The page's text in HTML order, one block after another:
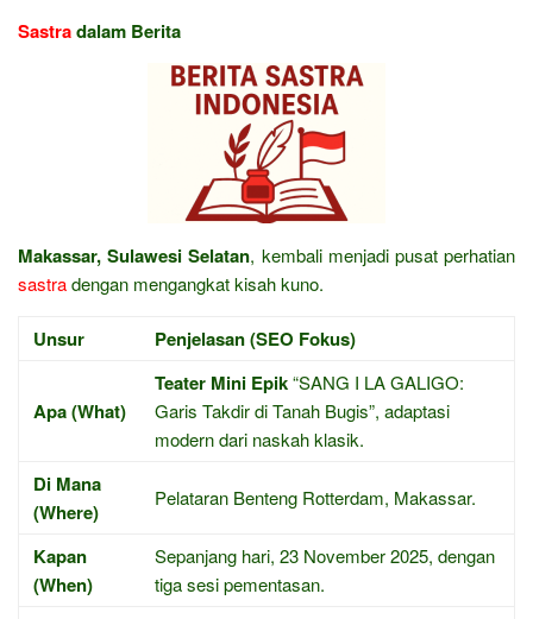
Sastradalam Berita
Makassar, Sulawesi Selatan, kembali menjadi pusat perhatian
sastradengan mengangkat kisah kuno.
Unsur Penjelasan (SEO Fokus)
Apa (What)
Teater Mini Epik“SANG I LA GALIGO:
Garis Takdir di Tanah Bugis”, adaptasi
modern dari naskah klasik.
Di Mana
(Where)
Pelataran Benteng Rotterdam, Makassar.
Kapan
(When)
Sepanjang hari, 23 November 2025, dengan
tiga sesi pementasan.